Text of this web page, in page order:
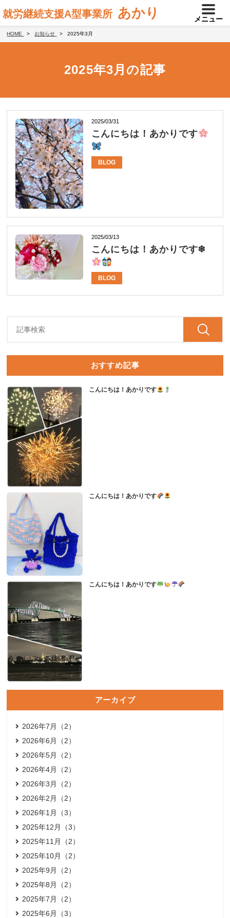
就労継続支援A型事業所 あかり メニュー
HOME お知らせ 2025年3月
2025年3月の記事
2025/03/31
こんにちは！あかりです
BLOG
2025/03/13
こんにちは！あかりです❄
BLOG
おすすめ記事
こんにちは！あかりです
こんにちは！あかりです
こんにちは！あかりです
アーカイブ
2026年7月（2）
2026年6月（2）
2026年5月（2）
2026年4月（2）
2026年3月（2）
2026年2月（2）
2026年1月（3）
2025年12月（3）
2025年11月（2）
2025年10月（2）
2025年9月（2）
2025年8月（2）
2025年7月（2）
2025年6月（3）